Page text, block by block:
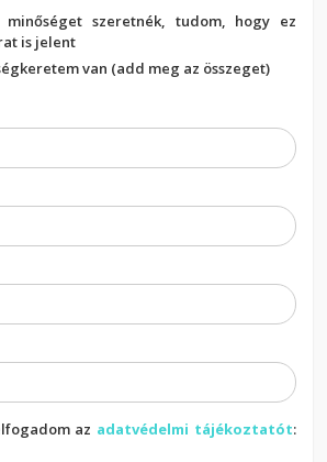
szeretnék, tudom, hogy ez
is jelent
van (add meg az összeget)
az adatvédelmi tájékoztatót: